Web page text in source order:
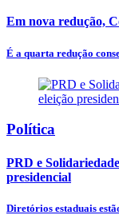
Em nova redução,
É a quarta redução
Política
PRD e
presidencial
Diretórios estaduais